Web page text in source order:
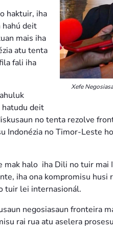
Xefe
haktuir, iha
hahú deit
mais iha
atu tenta
fali iha
hatudu deit
no tenta rezolve
Indonézia no Timor-Leste
mak halo iha Dili no tuir mai
iha ona kompromisu
tuir lei internasionál.
negosiasaun fronteira
rai rua atu aselera